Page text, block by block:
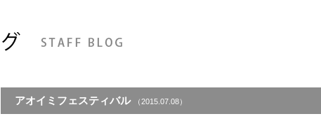
アオイミフェスティバル （2015.07.08）